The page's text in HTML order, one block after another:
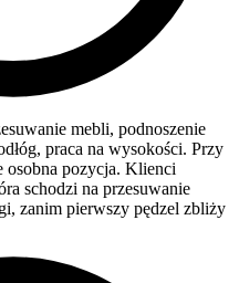
mebli, podnoszenie
praca na wysokości. Przy
osobna pozycja. Klienci
schodzi na przesuwanie
zanim pierwszy pędzel zbliży